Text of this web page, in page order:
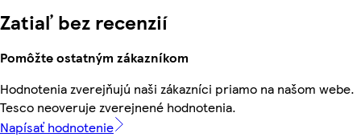
Zatiaľ bez recenzií
Pomôžte ostatným zákazníkom
Hodnotenia zverejňujú naši zákazníci priamo na našom webe.
Tesco neoveruje zverejnené hodnotenia.
Napísať hodnotenie